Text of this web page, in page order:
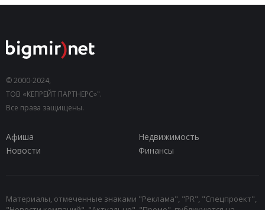
© 2000-2024,
ТОВ «КЕПРЕЙТ ПАРТНЕРС»".
Все права защищены.
Афиша
Недвижимость
Новости
Финансы
Материалы, отмеченные знаками "Реклама", "PR", "Спецпроект",